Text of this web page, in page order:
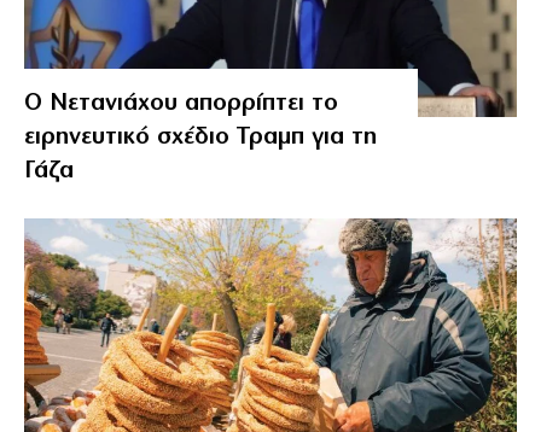
Ο Νετανιάχου απορρίπτει το
ειρηνευτικό σχέδιο Τραμπ για τη
Γάζα